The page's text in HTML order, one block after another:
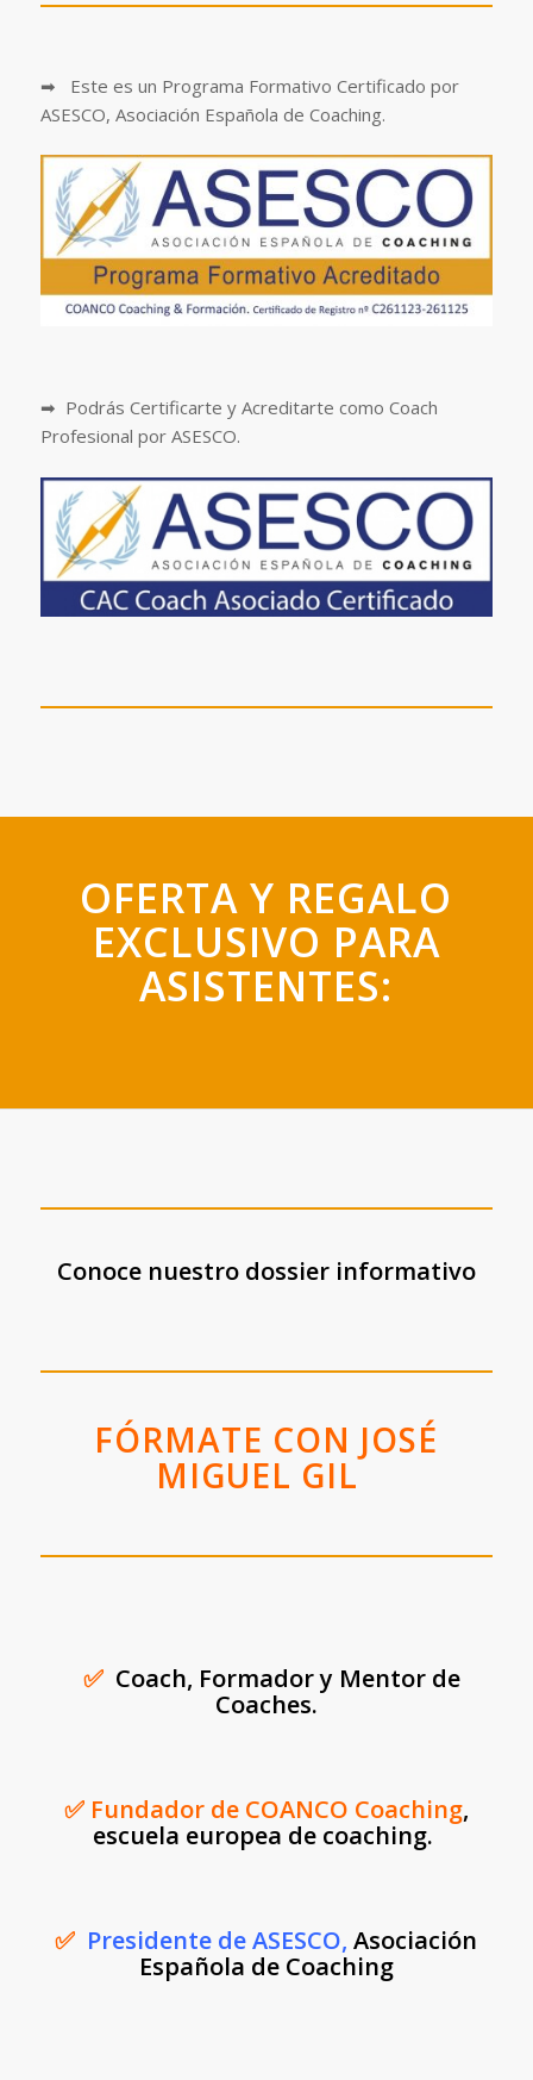
➡ Este es un Programa Formativo Certificado por
ASESCO, Asociación Española de Coaching.
➡ Podrás Certificarte y Acreditarte como Coach
Profesional por ASESCO.
OFERTA Y REGALO
EXCLUSIVO PARA
ASISTENTES:
Conoce nuestro dossier informativo
FÓRMATE CON JOSÉ
MIGUEL GIL
✅ Coach, Formador y Mentor de
Coaches.
✅ Fundador de COANCO Coaching,
escuela europea de coaching.
✅ Presidente de ASESCO, Asociación
Española de Coaching